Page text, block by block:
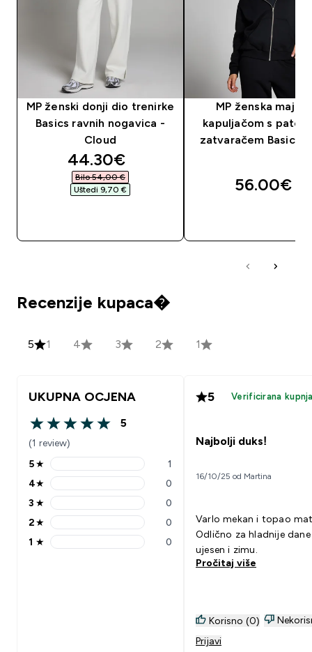
MP ženski donji dio trenirke
Basics ravnih nogavica -
Cloud
discounted price
44.30€‎
Bilo 54,00 €‎
Uštedi 9,70 €‎
MP ženska majica
kapuljačom s
zatvaračem Basics -
56.00€‎
Recenzije kupaca�
5 1 4 3 2 1
UKUPNA OCJENA
5 out of 5 stars
5
(1 review)
5 stars rating 1 reviews
5★ 1
4 stars rating 0 reviews
4★ 0
3 stars rating 0 reviews
3 ★ 0
2 stars rating 0 reviews
2★ 0
1 stars rating 0 reviews
1 ★ 0
5 Verificirana
Najbolji duks!
16/10/25 od Martina
Varlo mekan i topao
Odlično za hladnije dane
ujesen i zimu.
Pročitaj više
Korisno (0)
Prijavi